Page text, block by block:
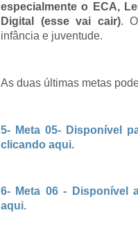
especialmente o ECA,
Digital (esse vai cair).
infância e juventude.
As duas últimas metas
5- Meta 05- Disponível
clicando aqui.
6- Meta 06 - Disponível
aqui.